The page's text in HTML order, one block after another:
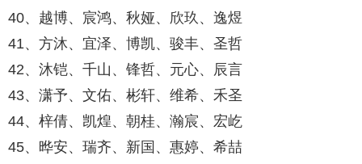
40、越博、宸鸿、秋娅、欣玖、逸煜
41、方沐、宜泽、博凯、骏丰、圣哲
42、沐铠、千山、锋哲、元心、辰言
43、潇予、文佑、彬轩、维希、禾圣
44、梓倩、凯煌、朝桂、瀚宸、宏屹
45、晔安、瑞齐、新国、惠婷、希喆